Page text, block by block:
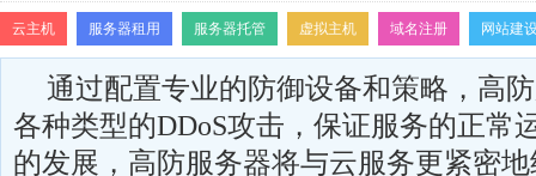
云主机 服务器租用 服务器托管 虚拟主机 域名注册 网站建
通过配置专业的防御设备和策略，高
各种类型的DDoS攻击，保证服务的正常
的发展，高防服务器将与云服务更紧密